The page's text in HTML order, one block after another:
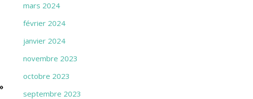
mars 2024
février 2024
janvier 2024
novembre 2023
octobre 2023
septembre 2023